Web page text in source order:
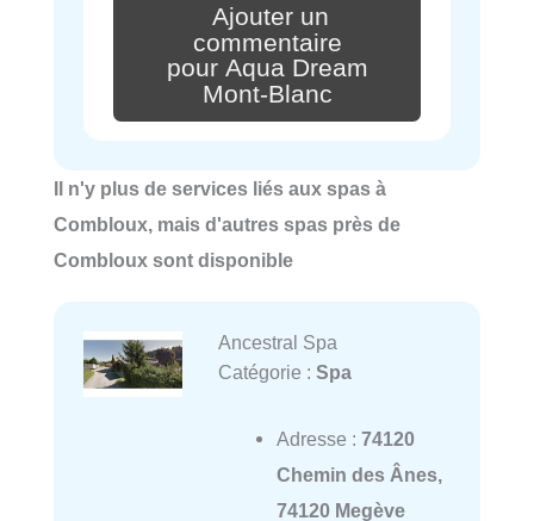
Ajouter un
commentaire
pour Aqua Dream
Mont-Blanc
Il n'y plus de services liés aux spas à
Combloux, mais d'autres spas près de
Combloux sont disponible
Ancestral Spa
Catégorie : Spa
Adresse : 74120
Chemin des Ânes,
74120 Megève